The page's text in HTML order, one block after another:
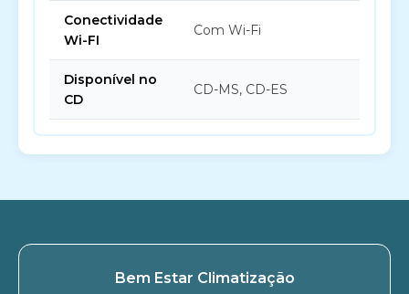
Conectividade
Wi-FI
Com Wi-Fi
Disponível no
CD
CD-MS, CD-ES
Bem Estar Climatização